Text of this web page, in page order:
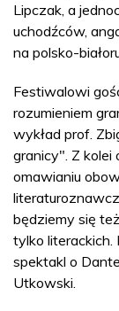
Lipczak, a
uchodźców,
na polsko-
Festiwalowi
rozumieniem
wykład prof.
granicy". Z
omawianiu
będziemy się
tylko literackich.
spektakl o
Utkowski.